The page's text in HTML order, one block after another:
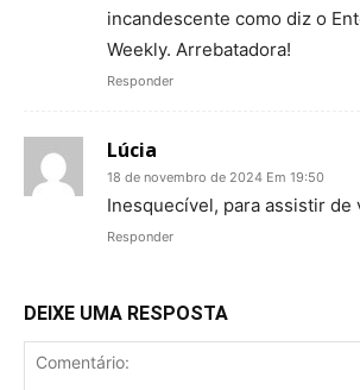
incandescente como diz o
Weekly. Arrebatadora!
Responder
Lúcia
18 de novembro de 2024 Em 19:50
Inesquecível, para assistir de
Responder
DEIXE UMA RESPOSTA